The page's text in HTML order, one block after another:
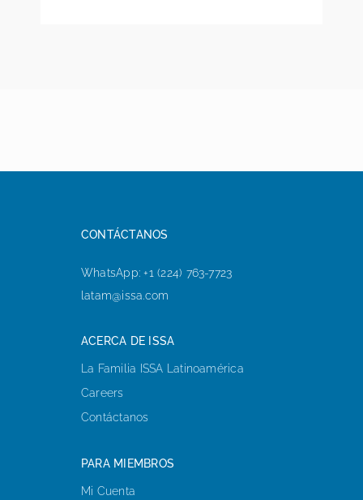
CONTÁCTANOS
WhatsApp: +1 (224) 763-7723
latam@issa.com
ACERCA DE ISSA
La Familia ISSA Latinoamérica
Careers
Contáctanos
PARA MIEMBROS
Mi Cuenta